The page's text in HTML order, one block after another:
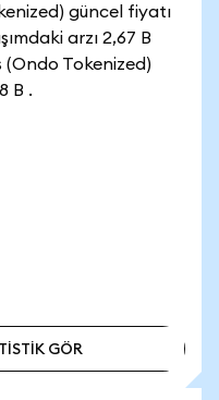
güncel fiyatı
arzı 2,67 B
Tokenized)
B .
GÖR